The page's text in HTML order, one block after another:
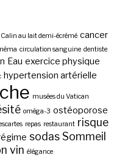
Calin au lait demi-écrémé cancer
circulation sanguine dentiste
Eau exercice physique
hypertension artérielle
musées du Vatican
oméga-3 ostéoporose
repas restaurant risque
sodasSommeil
vin élégance